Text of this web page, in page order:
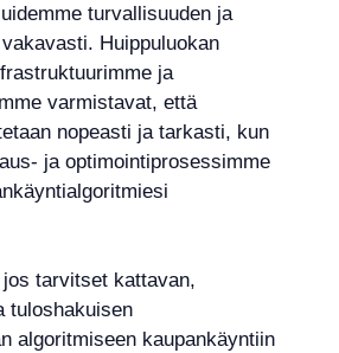
turvallisuuden ja
Huippuluokan
ja
varmistavat, että
nopeasti ja tarkasti, kun
ja optimointiprosessimme
tarvitset kattavan,
tuloshakuisen
algoritmiseen kaupankäyntiin